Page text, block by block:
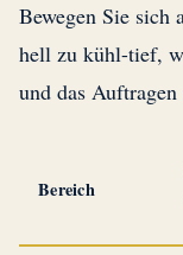
Bewegen Sie sich
hell zu kühl-tief,
und das
Bereich